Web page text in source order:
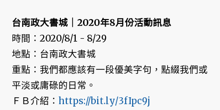
台南政大書城｜2020年8月份活動訊息
時間：2020/8/1 - 8/29
地點：台南政大書城
重點：我們都應該有一段優美字句，點綴我們或
平淡或庸碌的日常。
ＦＢ介紹： https://bit.ly/3fIpc9j